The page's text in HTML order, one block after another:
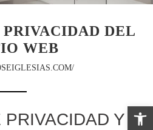
DEL
WEB
Y Abrir